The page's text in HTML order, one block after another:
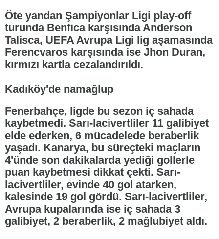
Öte yandan Şampiyonlar Ligi play-off
turunda Benfica karşısında Anderson
Talisca, UEFA Avrupa Ligi lig aşamasında
Ferencvaros karşısında ise Jhon Duran,
kırmızı kartla cezalandırıldı.
Kadıköy'de namağlup
Fenerbahçe, ligde bu sezon iç sahada
kaybetmedi. Sarı-lacivertliler 11 galibiyet
elde ederken, 6 mücadelede beraberlik
yaşadı. Kanarya, bu süreçteki maçların
4'ünde son dakikalarda yediği gollerle
puan kaybetmesi dikkat çekti. Sarı-
lacivertliler, evinde 40 gol atarken,
kalesinde 19 gol gördü. Sarı-lacivertliler,
Avrupa kupalarında ise iç sahada 3
galibiyet, 2 beraberlik, 2 mağlubiyet aldı.